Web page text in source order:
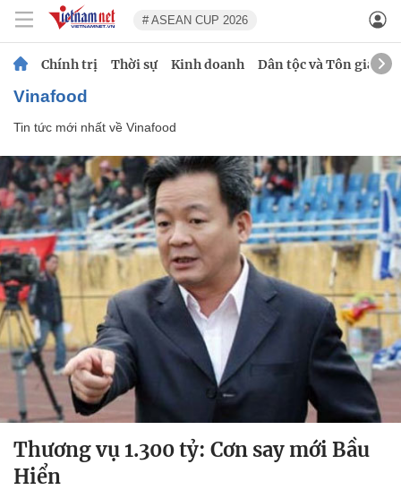
# ASEAN CUP 2026
Chính trị Thời sự Kinh doanh Dân tộc và Tôn giáo
Vinafood
Tin tức mới nhất về Vinafood
Thương vụ 1.300 tỷ: Cơn say mới Bầu
Hiển